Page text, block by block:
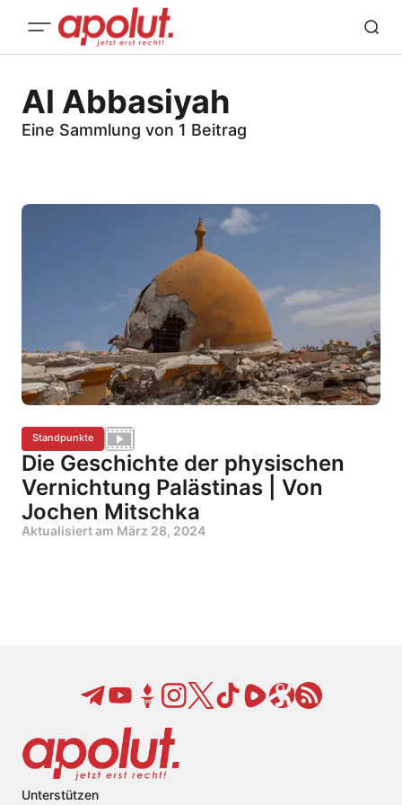
Al Abbasiyah
Eine Sammlung von 1 Beitrag
Standpunkte
Die Geschichte der physischen
Vernichtung Palästinas | Von
Jochen Mitschka
Aktualisiert am März 28, 2024
Unterstützen